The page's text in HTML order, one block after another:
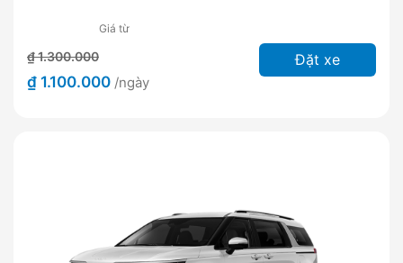
Giá từ
₫ 1.300.000
₫ 1.100.000 /ngày
Đặt xe